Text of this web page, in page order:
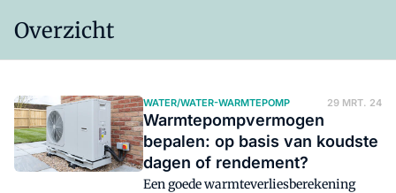
Overzicht
WATER/WATER-WARMTEPOMP 29 MRT. 24
Warmtepompvermogen
bepalen: op basis van koudste
dagen of rendement?
Een goede warmteverliesberekening